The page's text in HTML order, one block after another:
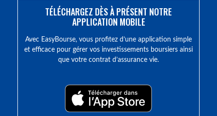
TÉLÉCHARGEZ DÈS À PRÉSENT NOTRE
APPLICATION MOBILE
Avec EasyBourse, vous profitez d’une application simple
et efficace pour gérer vos investissements boursiers ainsi
que votre contrat d’assurance vie.